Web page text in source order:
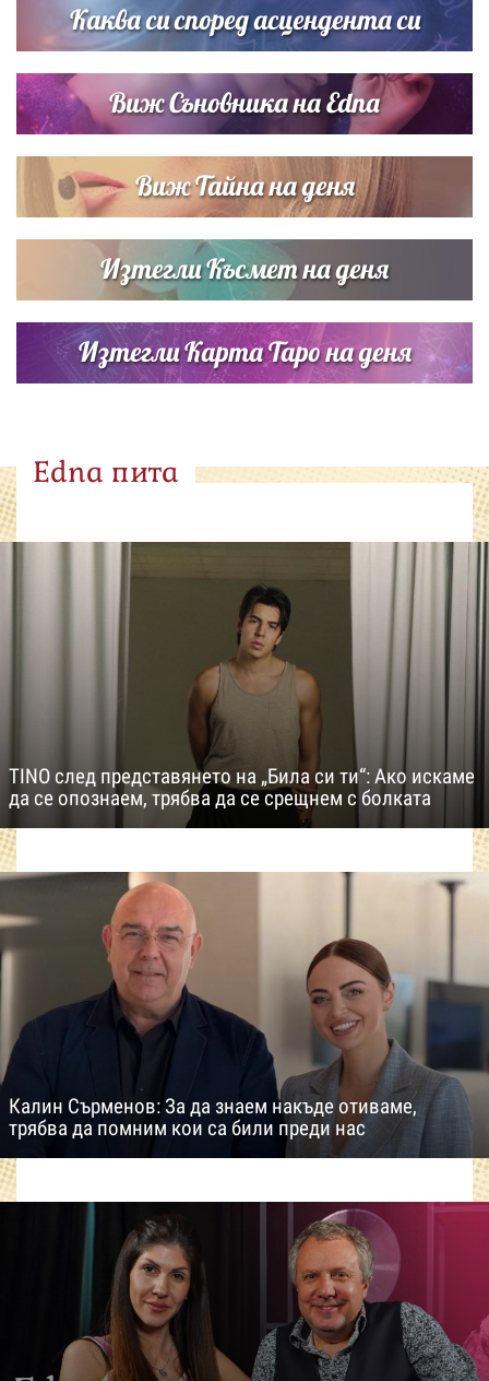
Каква си според асцендента си
Виж Съновника на Edna
Виж Тайна на деня
Изтегли Късмет на деня
Изтегли Карта Таро на деня
Edna пита
TINO след представянето на „Била си ти“: Ако искаме
да се опознаем, трябва да се срещнем с болката
Калин Сърменов: За да знаем накъде отиваме,
трябва да помним кои са били преди нас